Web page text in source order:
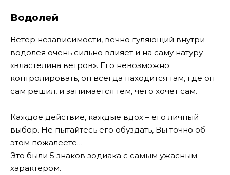
Водолей
Ветер независимости, вечно гуляющий внутри
водолея очень сильно влияет и на саму натуру
«властелина ветров». Его невозможно
контролировать, он всегда находится там, где он
сам решил, и занимается тем, чего хочет сам.
Каждое действие, каждые вдох – его личный
выбор. Не пытайтесь его обуздать, Вы точно об
этом пожалеете…
Это были 5 знаков зодиака с самым ужасным
характером.